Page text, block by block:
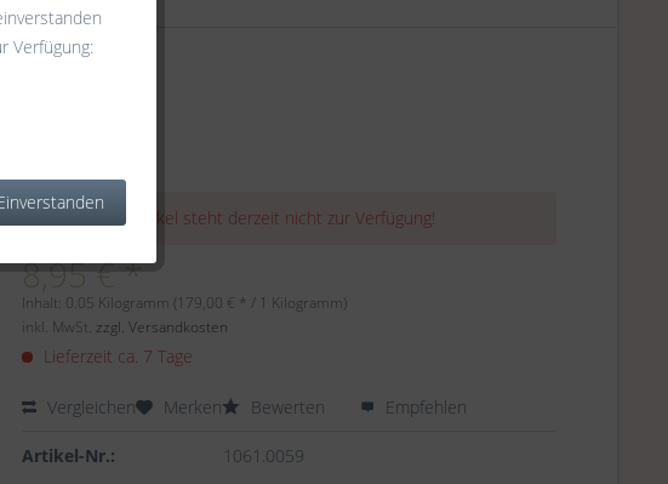
Dieser Artikel steht derzeit nicht zur Verfügung!
8,95 € *
Inhalt: 0.05 Kilogramm (179,00 € * / 1 Kilogramm)
inkl. MwSt. zzgl. Versandkosten
Lieferzeit ca. 7 Tage
Vergleichen Merken Bewerten Empfehlen
Artikel-Nr.: 1061.0059
Verfügung: